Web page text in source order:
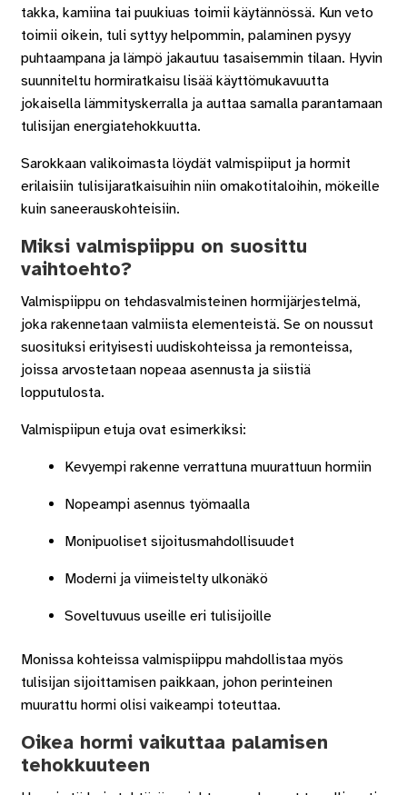
takka, kamiina tai puukiuas toimii käytännössä. Kun veto
toimii oikein, tuli syttyy helpommin, palaminen pysyy
puhtaampana ja lämpö jakautuu tasaisemmin tilaan. Hyvin
suunniteltu hormiratkaisu lisää käyttömukavuutta
jokaisella lämmityskerralla ja auttaa samalla parantamaan
tulisijan energiatehokkuutta.
Sarokkaan valikoimasta löydät valmispiiput ja hormit
erilaisiin tulisijaratkaisuihin niin omakotitaloihin, mökeille
kuin saneerauskohteisiin.
Miksi valmispiippu on suosittu
vaihtoehto?
Valmispiippu on tehdasvalmisteinen hormijärjestelmä,
joka rakennetaan valmiista elementeistä. Se on noussut
suosituksi erityisesti uudiskohteissa ja remonteissa,
joissa arvostetaan nopeaa asennusta ja siistiä
lopputulosta.
Valmispiipun etuja ovat esimerkiksi:
Kevyempi rakenne verrattuna muurattuun hormiin
Nopeampi asennus työmaalla
Monipuoliset sijoitusmahdollisuudet
Moderni ja viimeistelty ulkonäkö
Soveltuvuus useille eri tulisijoille
Monissa kohteissa valmispiippu mahdollistaa myös
tulisijan sijoittamisen paikkaan, johon perinteinen
muurattu hormi olisi vaikeampi toteuttaa.
Oikea hormi vaikuttaa palamisen
tehokkuuteen